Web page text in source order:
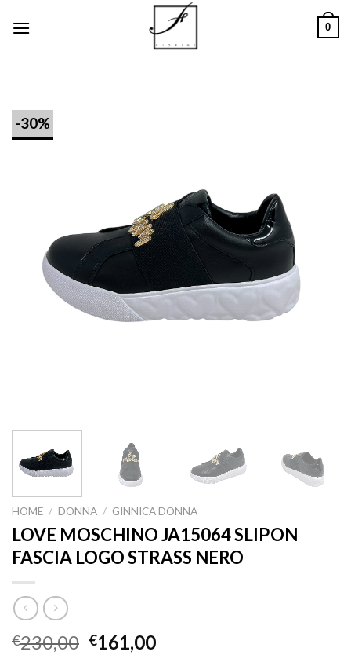
0
-30%
HOME / DONNA / GINNICA DONNA
LOVE MOSCHINO JA15064 SLIPON
FASCIA LOGO STRASS NERO
€230,00 €161,00